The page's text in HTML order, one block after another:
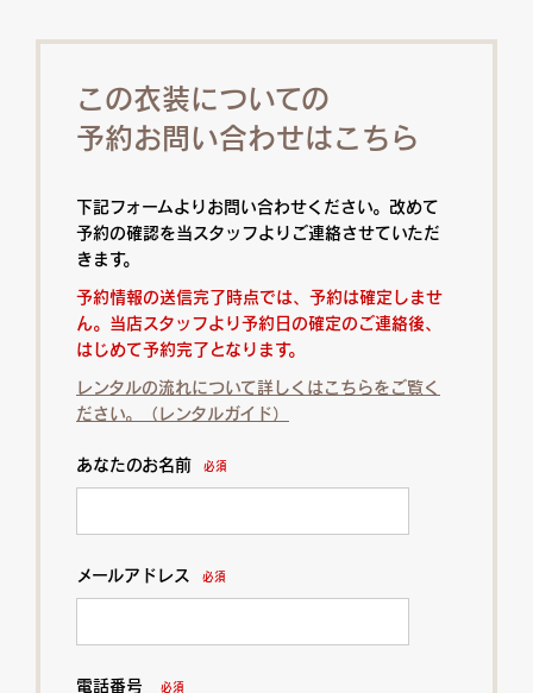
この衣装についての
予約お問い合わせはこちら
下記フォームよりお問い合わせください。改めて
予約の確認を当スタッフよりご連絡させていただ
きます。
予約情報の送信完了時点では、予約は確定しませ
ん。当店スタッフより予約日の確定のご連絡後、
はじめて予約完了となります。
レンタルの流れについて詳しくはこちらをご覧く
ださい。（レンタルガイド）
あなたのお名前 必須
メールアドレス 必須
電話番号 必須